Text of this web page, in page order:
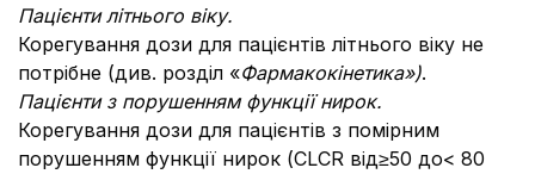
Пацієнти літнього віку.
Корегування дози для пацієнтів літнього віку не
потрібне (див. розділ «Фармакокінетика»).
Пацієнти з порушенням функції нирок.
Корегування дози для пацієнтів з помірним
порушенням функції нирок (СLСR від≥50 до< 80